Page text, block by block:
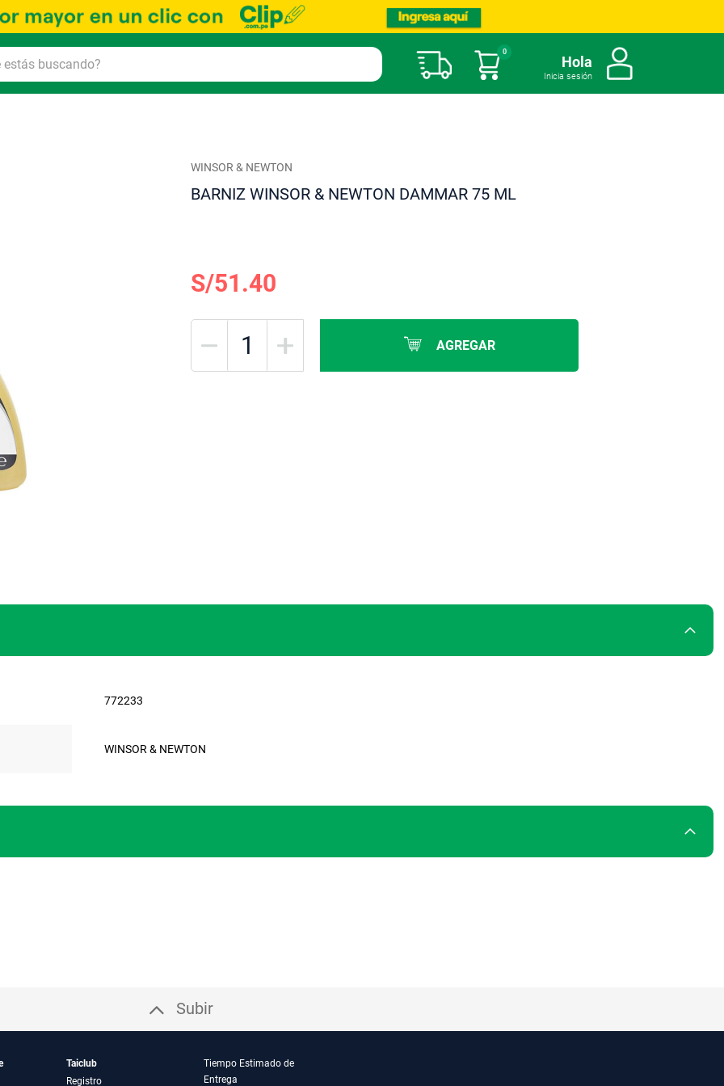
Mi carrito
0
Hola
Inicia sesión
WINSOR & NEWTON
BARNIZ WINSOR & NEWTON DAMMAR 75 ML
S/51.40
AGREGAR
772233
WINSOR & NEWTON
Subir
Taiclub
Registro
Tiempo Estimado de
Entrega